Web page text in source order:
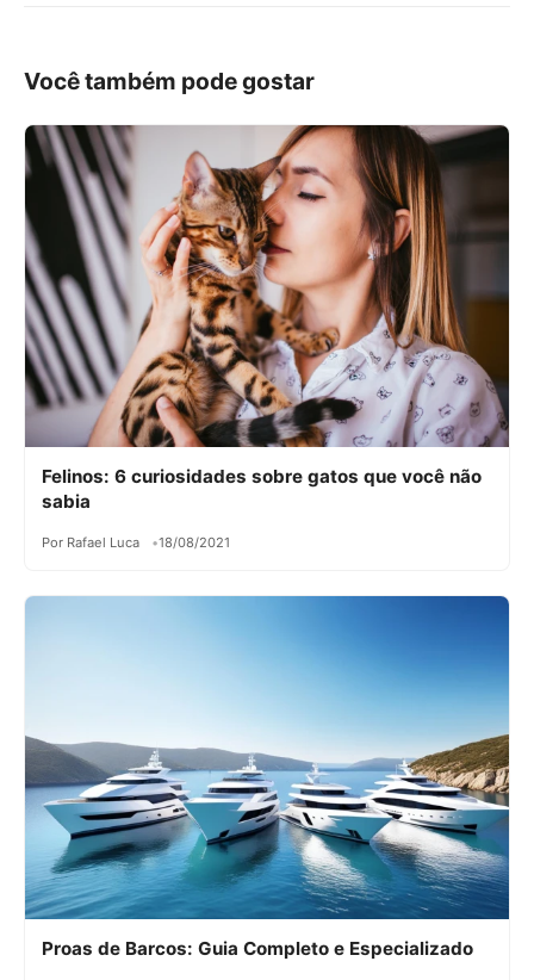
Você também pode gostar
Felinos: 6 curiosidades sobre gatos que você não
sabia
Por Rafael Luca 18/08/2021
Proas de Barcos: Guia Completo e Especializado